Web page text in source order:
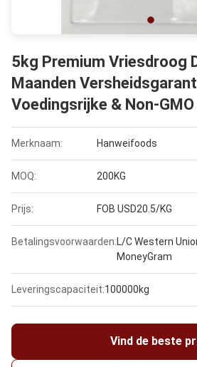
5kg Premium Vriesdroog
Maanden
Voedingsrijke & Non-
Merknaam: Hanweifoods
MOQ: 200KG
Prijs: FOB USD20.5/KG
Betalingsvoorwaarden:L/C Western
MoneyGram
Leveringscapaciteit:100000kg
Vind de beste